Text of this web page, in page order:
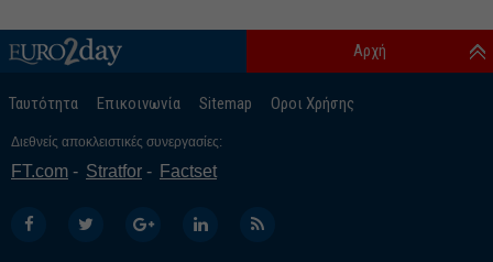
Ταυτότητα Επικοινωνία Sitemap Οροι Χρήσης
Αρχή
Διεθνείς αποκλειστικές συνεργασίες:
FT.com Stratfor Factset